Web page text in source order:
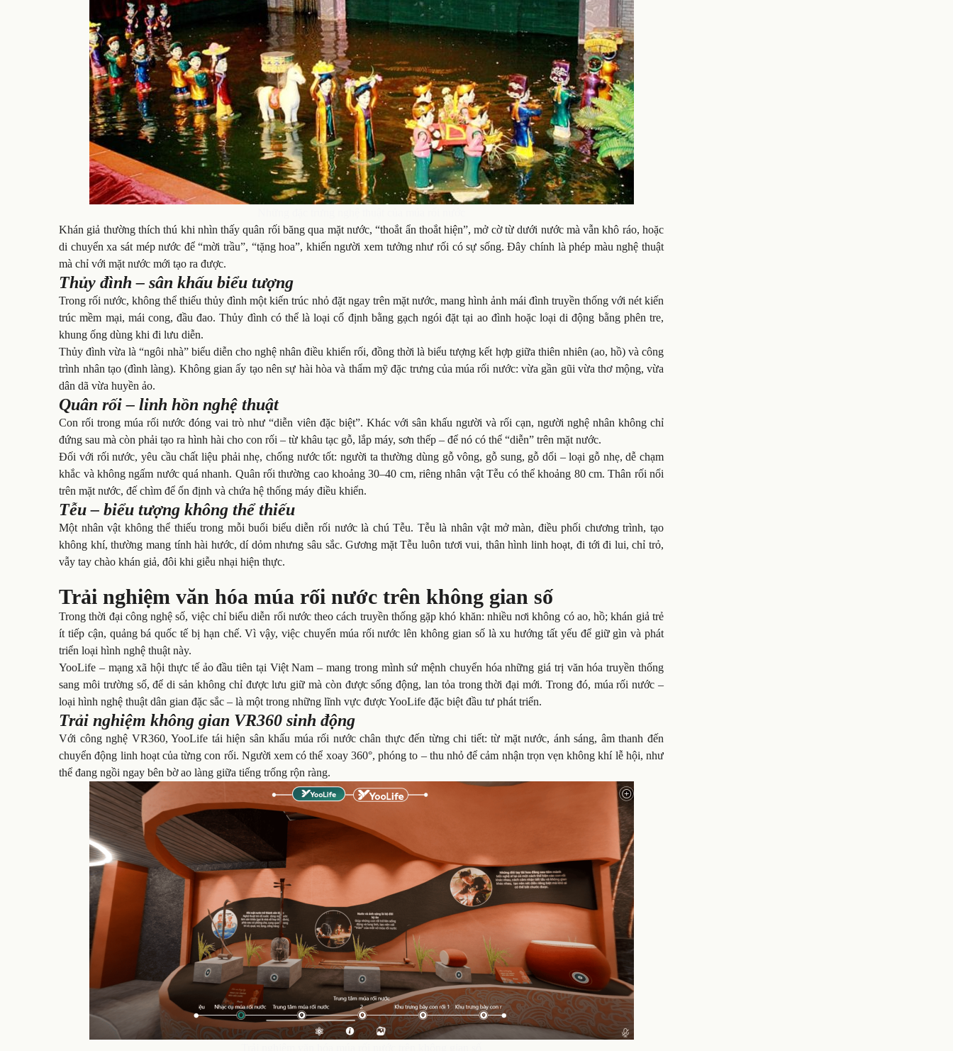
Khán giả thường thích thú khi nhìn thấy quân rối băng qua mặt nước, “thoắt ẩn thoắt hiện”, mở cờ từ dưới nước mà vẫn khô ráo, hoặc
di chuyển xa sát mép nước để “mời trầu”, “tặng hoa”, khiến người xem tưởng như rối có sự sống. Đây chính là phép màu nghệ thuật
mà chỉ với mặt nước mới tạo ra được.
Thủy đình – sân khấu biểu tượng
Trong rối nước, không thể thiếu thủy đình một kiến trúc nhỏ đặt ngay trên mặt nước, mang hình ảnh mái đình truyền thống với nét kiến
trúc mềm mại, mái cong, đầu đao. Thủy đình có thể là loại cố định bằng gạch ngói đặt tại ao đình hoặc loại di động bằng phên tre,
khung ống dùng khi đi lưu diễn.
Thủy đình vừa là “ngôi nhà” biểu diễn cho nghệ nhân điều khiển rối, đồng thời là biểu tượng kết hợp giữa thiên nhiên (ao, hồ) và công
trình nhân tạo (đình làng). Không gian ấy tạo nên sự hài hòa và thẩm mỹ đặc trưng của múa rối nước: vừa gần gũi vừa thơ mộng, vừa
dân dã vừa huyền ảo.
Quân rối – linh hồn nghệ thuật
Con rối trong múa rối nước đóng vai trò như “diễn viên đặc biệt”. Khác với sân khấu người và rối cạn, người nghệ nhân không chỉ
đứng sau mà còn phải tạo ra hình hài cho con rối – từ khâu tạc gỗ, lắp máy, sơn thếp – để nó có thể “diễn” trên mặt nước.
Đối với rối nước, yêu cầu chất liệu phải nhẹ, chống nước tốt: người ta thường dùng gỗ vông, gỗ sung, gỗ dổi – loại gỗ nhẹ, dễ chạm
khắc và không ngấm nước quá nhanh. Quân rối thường cao khoảng 30–40 cm, riêng nhân vật Tễu có thể khoảng 80 cm. Thân rối nổi
trên mặt nước, đế chìm để ổn định và chứa hệ thống máy điều khiển.
Tễu – biểu tượng không thể thiếu
Một nhân vật không thể thiếu trong mỗi buổi biểu diễn rối nước là chú Tễu. Tễu là nhân vật mở màn, điều phối chương trình, tạo
không khí, thường mang tính hài hước, dí dỏm nhưng sâu sắc. Gương mặt Tễu luôn tươi vui, thân hình linh hoạt, đi tới đi lui, chỉ trỏ,
vẫy tay chào khán giả, đôi khi giễu nhại hiện thực.
Trải nghiệm văn hóa múa rối nước trên không gian số
Trong thời đại công nghệ số, việc chỉ biểu diễn rối nước theo cách truyền thống gặp khó khăn: nhiều nơi không có ao, hồ; khán giả trẻ
ít tiếp cận, quảng bá quốc tế bị hạn chế. Vì vậy, việc chuyển múa rối nước lên không gian số là xu hướng tất yếu để giữ gìn và phát
triển loại hình nghệ thuật này.
YooLife – mạng xã hội thực tế ảo đầu tiên tại Việt Nam – mang trong mình sứ mệnh chuyển hóa những giá trị văn hóa truyền thống
sang môi trường số, để di sản không chỉ được lưu giữ mà còn được sống động, lan tỏa trong thời đại mới. Trong đó, múa rối nước –
loại hình nghệ thuật dân gian đặc sắc – là một trong những lĩnh vực được YooLife đặc biệt đầu tư phát triển.
Trải nghiệm không gian VR360 sinh động
Với công nghệ VR360, YooLife tái hiện sân khấu múa rối nước chân thực đến từng chi tiết: từ mặt nước, ánh sáng, âm thanh đến
chuyển động linh hoạt của từng con rối. Người xem có thể xoay 360°, phóng to – thu nhỏ để cảm nhận trọn vẹn không khí lễ hội, như
thể đang ngồi ngay bên bờ ao làng giữa tiếng trống rộn ràng.